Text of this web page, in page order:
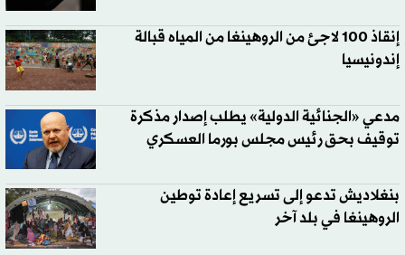
إنقاذ 100 لاجئ من الروهينغا من المياه قبالة
إندونيسيا
مدعي «الجنائية الدولية» يطلب إصدار مذكرة
توقيف بحق رئيس مجلس بورما العسكري
بنغلاديش تدعو إلى تسريع إعادة توطين
الروهينغا في بلد آخر